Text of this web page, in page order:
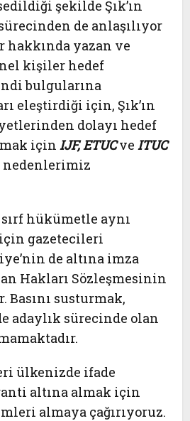
şekilde Şık’ın
de anlaşılıyor
yazan ve
kişiler hedef
bulgularına
eleştirdiği için, Şık’ın
dolayı hedef
için IJF, ETUCveITUC
nedenlerimiz
sırf hükümetle aynı
için gazetecileri
de altına imza
Hakları Sözleşmesinin
susturmak,
adaylık sürecinde olan
ülkenizde ifade
altına almak için
almaya çağırıyoruz.